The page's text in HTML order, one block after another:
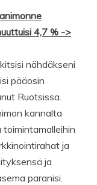
4,7 % ->
nähdäkseni
pääosin
Ruotsissa.
kannalta
toimintamalleihin
ja
ja
paranisi.